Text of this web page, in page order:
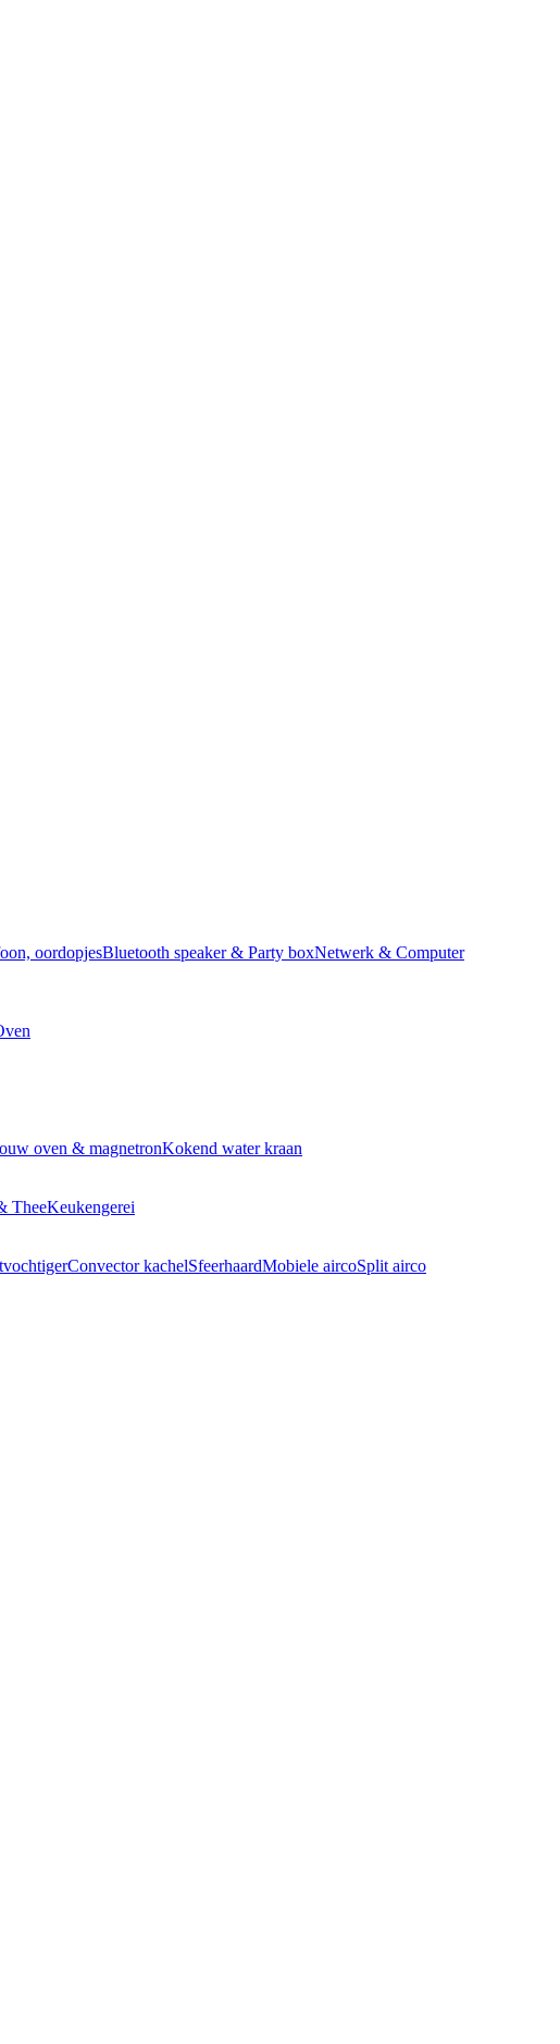
oordopjesBluetooth speaker & Party boxNetwerk & Computer
oven & magnetronKokend water kraan
TheeKeukengerei
Convector kachelSfeerhaardMobiele aircoSplit airco